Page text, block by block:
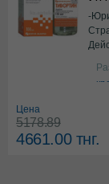
-
Цена
5178.89
4661.00тнг.